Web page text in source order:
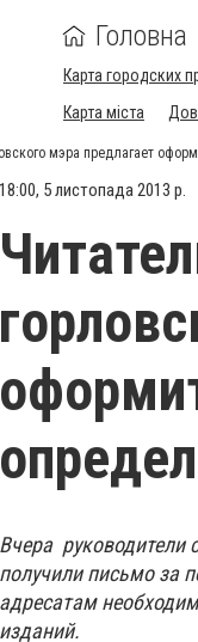
Головна
Карта городских
Карта міста
мэра предлагает
18:00, 5 листопада 2013 р.
Вчера руководители
получили письмо за
адресатам
изданий.